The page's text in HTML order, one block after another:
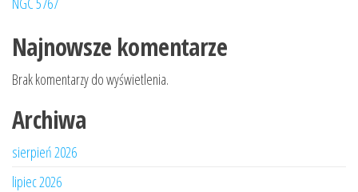
Najnowsze komentarze
Brak komentarzy do wyświetlenia.
Archiwa
sierpień 2026
lipiec 2026